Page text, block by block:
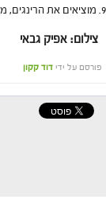
מוציאים את
צילום: אפיק גבאי
פורסם על ידי דוד קקון